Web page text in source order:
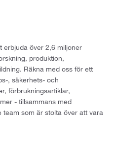
erbjuda över 2,6 miljoner
produktion,
Räkna med oss för ett
, säkerhets- och
förbrukningsartiklar,
- tillsammans med
som är stolta över att vara